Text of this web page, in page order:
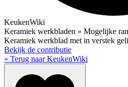
KeukenWiki
Keramiek werkbladen » Mogelijke
Keramiek werkblad met in verstek
Bekijk de contributie
« Terug naar KeukenWiki